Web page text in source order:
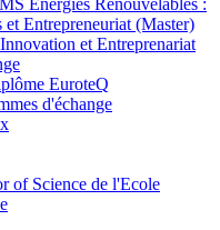
Energies Renouvelables :
et Entrepreneuriat (Master)
et Entreprenariat
EuroteQ
d'échange
of Science de l'Ecole